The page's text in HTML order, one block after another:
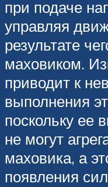
при подаче
управляя
результате
маховиком.
приводит к
выполнения
поскольку ее
не могут
маховика, а
появления